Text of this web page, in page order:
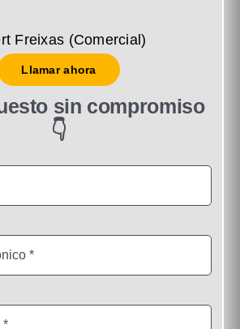
Freixas (Comercial)
Llamar ahora
sin compromiso
👇